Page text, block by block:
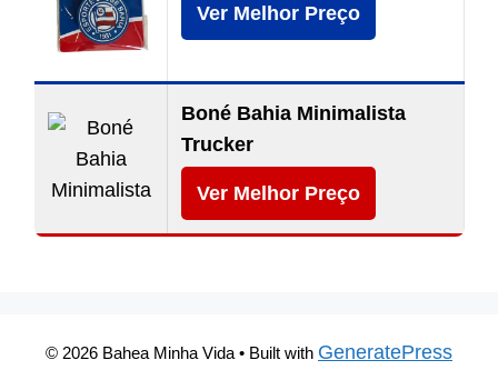
Ver Melhor Preço
Boné Bahia Minimalista
Trucker
Ver Melhor Preço
© 2026 Bahea Minha Vida • Built with GeneratePress